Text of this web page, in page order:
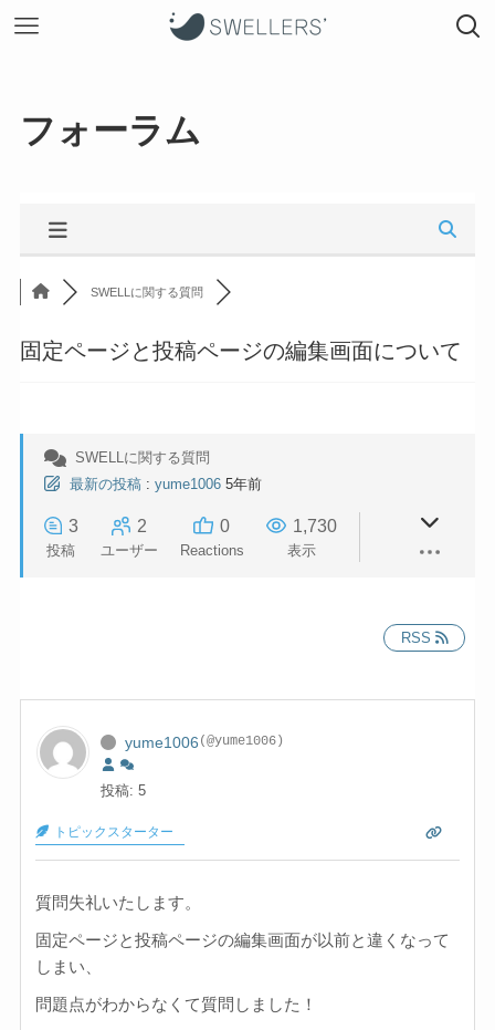
フォーラム
SWELLに関する質問
固定ページと投稿ページの編集画面について
SWELLに関する質問
最新の投稿 : yume1006 5年前
3
投稿
2
ユーザー
0
Reactions
1,730
表示
RSS
yume1006 (@yume1006)
投稿: 5
トピックスターター
質問失礼いたします。
固定ページと投稿ページの編集画面が以前と違くなって
しまい、
問題点がわからなくて質問しました！